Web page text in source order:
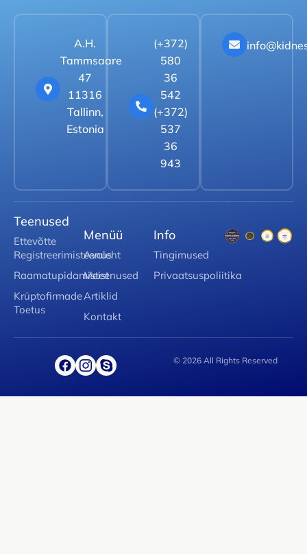
A.H.
Tammsaare
47
11316
Tallinn,
Estonia
(+372)
580
36
542
(+372)
537
36
943
Teenused
Ettevõtte
Registreerimisteenus
Raamatupidamisteenused
Krüptofirmade
Toetus
Menüü
Avaleht
Meist
Artiklid
Kontakt
Info
Tingimused
Privaatsuspoliitika
© 2026 All Rights Reserved